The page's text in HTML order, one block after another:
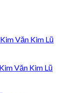
Văn Kim Lũ
Văn Kim Lũ